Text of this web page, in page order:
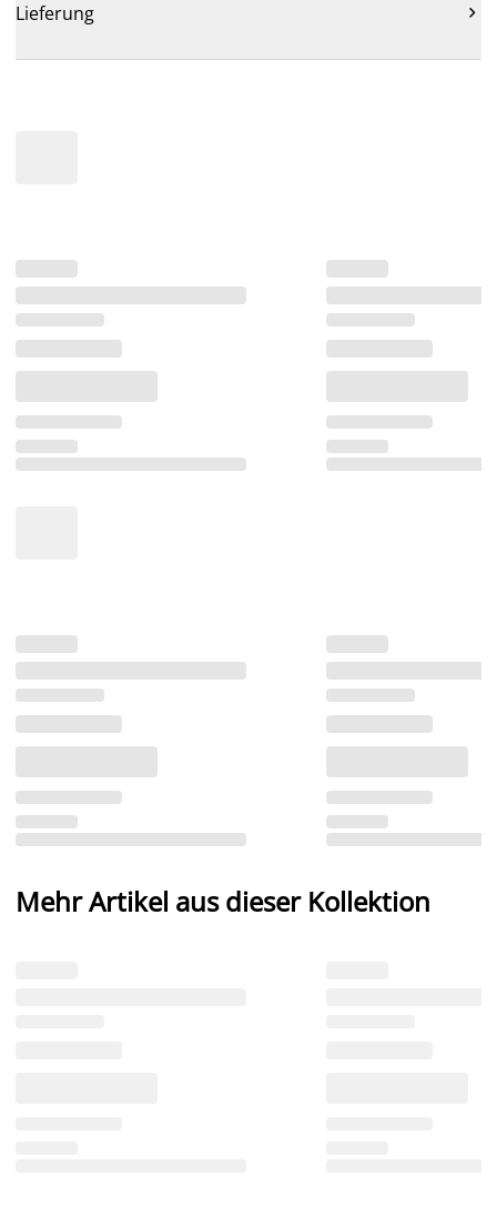
Lieferung 
Mehr Artikel aus dieser Kollektion